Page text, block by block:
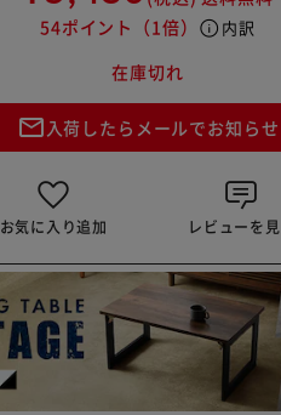
54ポイント （1倍） info 内訳
在庫切れ
mail_outline 入荷したらメールでお知らせ
お気に入り追加 レビューを